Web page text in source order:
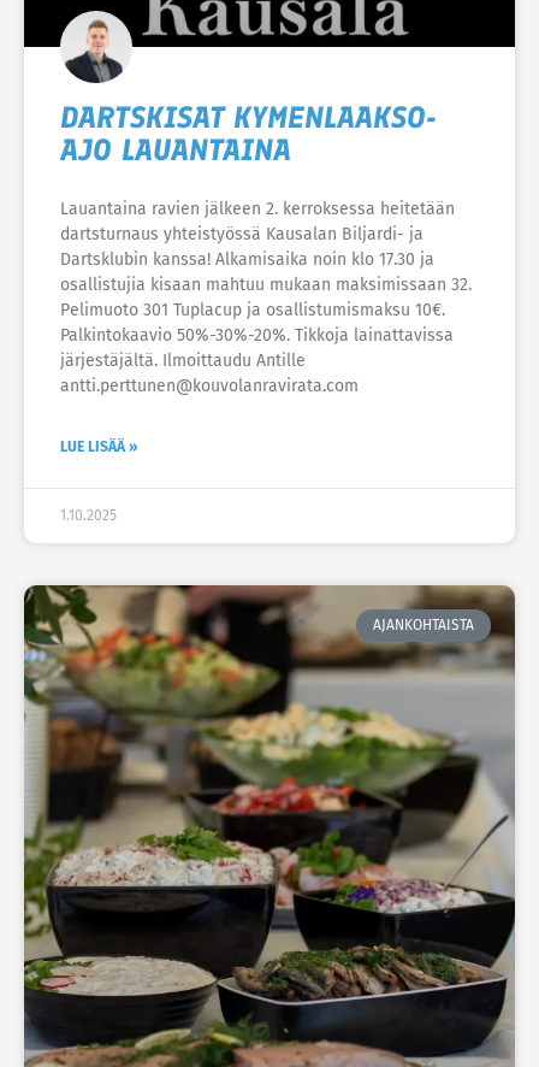
DARTSKISAT KYMENLAAKSO-
AJO LAUANTAINA
Lauantaina ravien jälkeen 2. kerroksessa heitetään
dartsturnaus yhteistyössä Kausalan Biljardi- ja
Dartsklubin kanssa! Alkamisaika noin klo 17.30 ja
osallistujia kisaan mahtuu mukaan maksimissaan 32.
Pelimuoto 301 Tuplacup ja osallistumismaksu 10€.
Palkintokaavio 50%-30%-20%. Tikkoja lainattavissa
järjestäjältä. Ilmoittaudu Antille
antti.perttunen@kouvolanravirata.com
LUE LISÄÄ »
1.10.2025
AJANKOHTAISTA